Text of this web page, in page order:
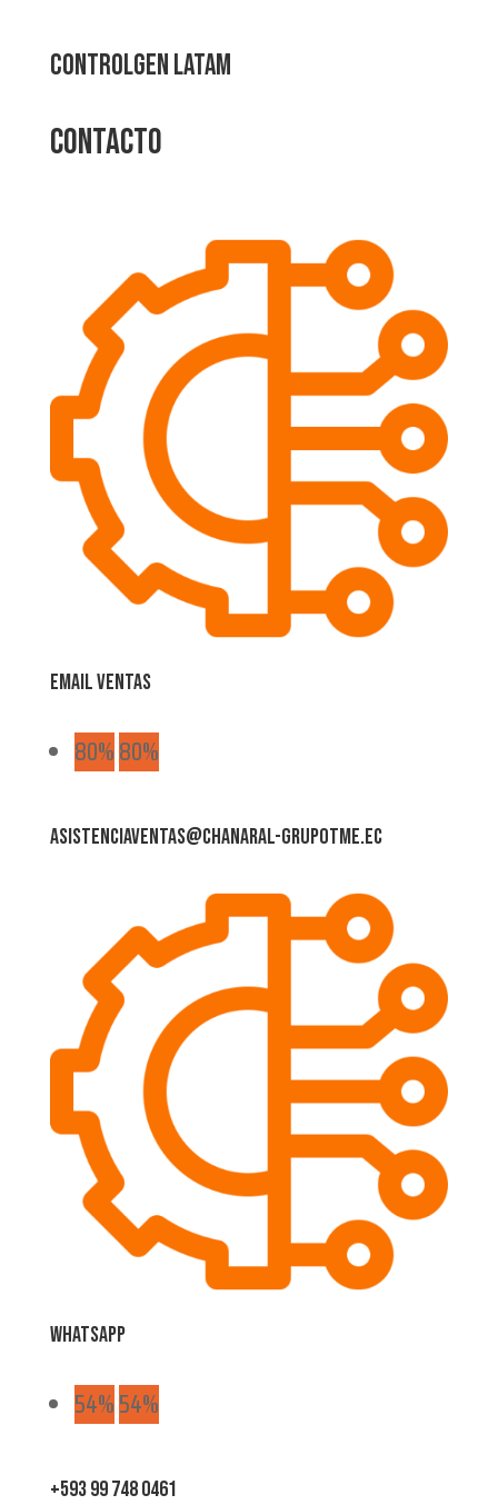
CONTROLGEN LATAM
Contacto
Email Ventas
80%80%
asistenciaventas@chanaral-grupotme.ec
Whatsapp
54%54%
+593 99 748 0461